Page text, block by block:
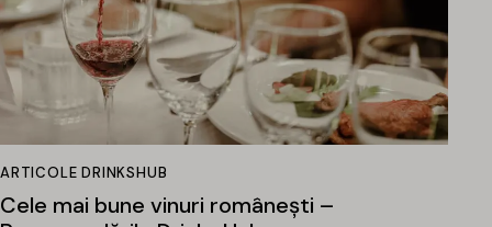
ARTICOLE DRINKSHUB
Cele mai bune vinuri românești –